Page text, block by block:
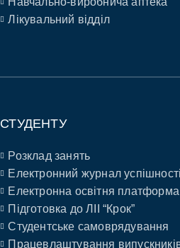
Лікувальний відділ
СТУДЕНТУ
Розклад занять
Електронний журнал успішності
Електронна освітня платформа
Підготовка до ЛІІ “Крок”
Студентське самоврядування
Працевлаштування